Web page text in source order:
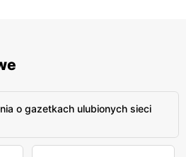
o gazetkach ulubionych sieci